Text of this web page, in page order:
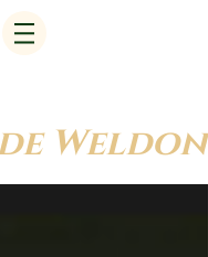
Weldon